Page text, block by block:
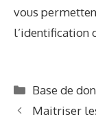
vous
l’identification
Categories
Base de
Maitriser